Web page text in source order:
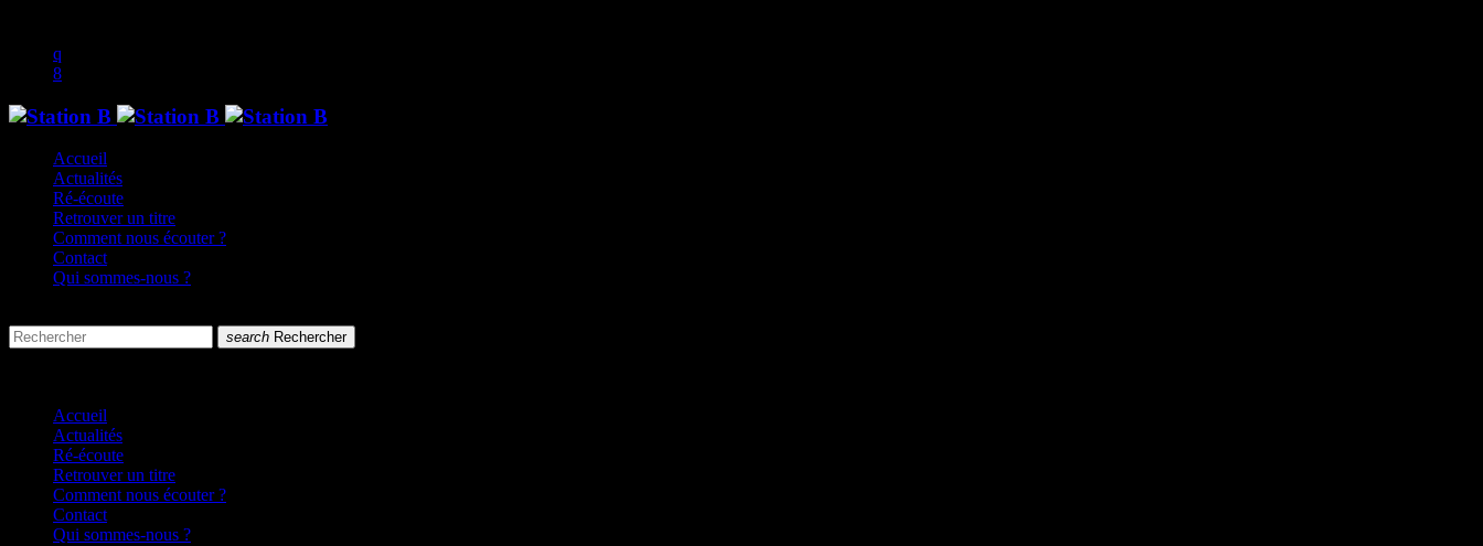
Accueil
Actualités
Ré-écoute
Retrouver un titre
Comment nous écouter ?
Contact
Qui sommes-nous ?
search Rechercher
Accueil
Actualités
Ré-écoute
Retrouver un titre
Comment nous écouter ?
Contact
Qui sommes-nous ?